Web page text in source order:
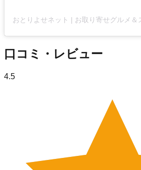
口コミ・レビュー
4.5